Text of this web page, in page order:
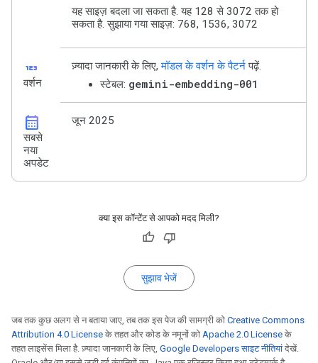
यह साइज़ बदला जा सकता है. यह 128 से 3072 तक हो
सकता है. सुझाया गया साइज़: 768, 1536, 3072
123
वर्शन
ज़्यादा जानकारी के लिए,मॉडल के वर्शन के पैटर्नपढ़ें.
स्टेबल: gemini-embedding-001
calendar_month
सबसे
नया
अपडेट
जून 2025
क्या इस कॉन्टेंट से आपको मदद मिली?
सुझाव भेजें
जब तक कुछ अलग से न बताया जाए, तब तक इस पेज की सामग्री को Creative Commons
Attribution 4.0 License के तहत और कोड के नमूनों को Apache 2.0 License के
तहत लाइसेंस मिला है. ज़्यादा जानकारी के लिए, Google Developers साइट नीतियां देखें.